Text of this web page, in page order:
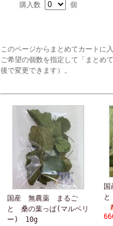
購入数 個
このページからまとめてカートに
ご希望の個数を指定して「まとめ
後で変更できます）。
国産 無農薬 まるご
と 桑の葉っぱ(マルベリ
ー) 10g